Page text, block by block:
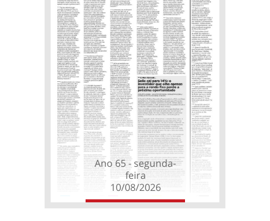
Ano 65 - segunda-
feira
10/08/2026